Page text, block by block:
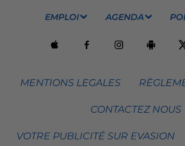
EMPLOI AGENDA
MENTIONS LEGALES
CONTACTEZ NOUS
VOTRE PUBLICITÉ SUR EVASION